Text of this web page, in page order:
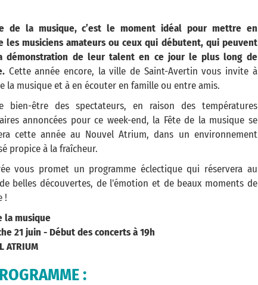
de la musique, c’est le moment idéal pour mettre en
les musiciens amateurs ou ceux qui débutent, qui peuvent
démonstration de leur talent en ce jour le plus long de
Cette année encore, la ville de Saint-Avertin vous invite à
la musique et à en écouter en famille ou entre amis.
bien-être des spectateurs, en raison des températures
annoncées pour ce week-end, la Fête de la musique se
cette année au Nouvel Atrium, dans un environnement
propice à la fraîcheur.
vous promet un programme éclectique qui réservera au
belles découvertes, de l'émotion et de beaux moments de
!
la musique
21 juin - Début des concerts à 19h
ATRIUM
: